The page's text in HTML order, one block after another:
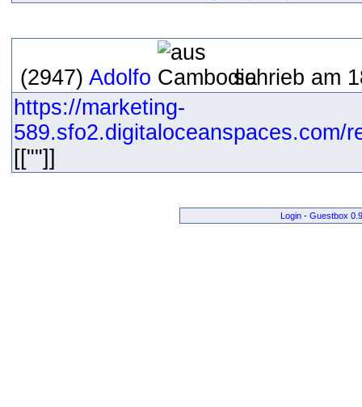
(2947) Adolfo
schrieb am
https://marketing-
589.sfo2.digitaloceanspaces.com/
[[""]]
Login- Guestbox